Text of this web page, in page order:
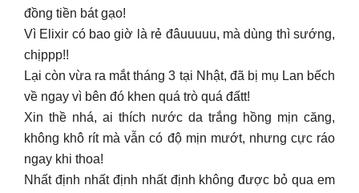
đồng tiền bát gạo!
Vì Elixir có bao giờ là rẻ đâuuuuu, mà dùng thì sướng,
chịppp!!
Lại còn vừa ra mắt tháng 3 tại Nhật, đã bị mụ Lan bếch
về ngay vì bên đó khen quá trò quá đấtt!
Xin thề nhá, ai thích nước da trắng hồng mịn căng,
không khô rít mà vẫn có độ mịn mướt, nhưng cực ráo
ngay khi thoa!
Nhất định nhất định nhất định không được bỏ qua em